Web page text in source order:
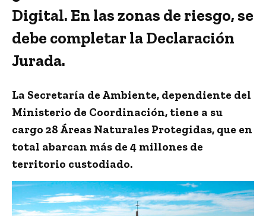
Digital. En las zonas de riesgo, se
debe completar la Declaración
Jurada.
La Secretaría de Ambiente, dependiente del
Ministerio de Coordinación, tiene a su
cargo 28 Áreas Naturales Protegidas, que en
total abarcan más de 4 millones de
territorio custodiado.